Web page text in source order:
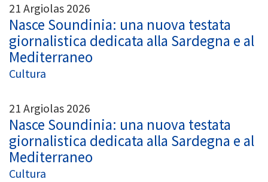
21 Argiolas 2026
Nasce Soundinia: una nuova testata
giornalistica dedicata alla Sardegna e al
Mediterraneo
Cultura
21 Argiolas 2026
Nasce Soundinia: una nuova testata
giornalistica dedicata alla Sardegna e al
Mediterraneo
Cultura